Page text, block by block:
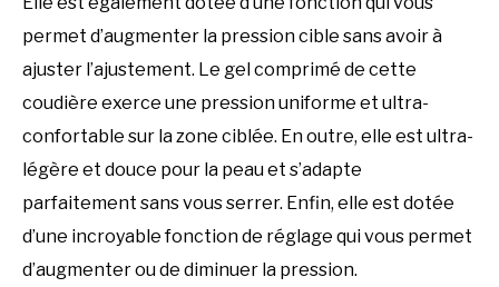
permet d’augmenter la pression cible sans avoir à
ajuster l’ajustement. Le gel comprimé de cette
coudière exerce une pression uniforme et ultra-
confortable sur la zone ciblée. En outre, elle est ultra-
légère et douce pour la peau et s’adapte
parfaitement sans vous serrer. Enfin, elle est dotée
d’une incroyable fonction de réglage qui vous permet
d’augmenter ou de diminuer la pression.